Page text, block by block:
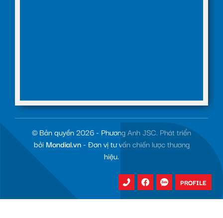
© Bản quyền 2026 - Phương Anh JSC. Phát triển
bởi Mondial.vn- Đơn vị tư vấn chiến lược thương
hiệu.
PROFILE